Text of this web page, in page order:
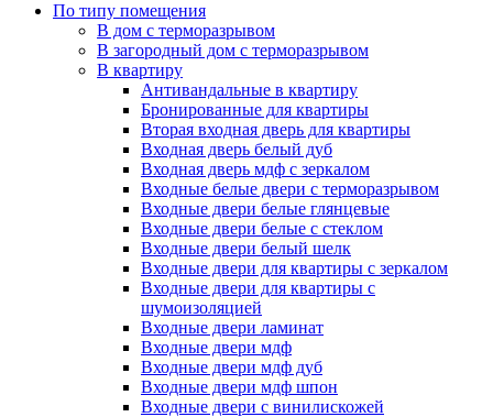
По типу помещения
В дом с терморазрывом
В загородный дом с терморазрывом
В квартиру
Антивандальные в квартиру
Бронированные для квартиры
Вторая входная дверь для квартиры
Входная дверь белый дуб
Входная дверь мдф с зеркалом
Входные белые двери с терморазрывом
Входные двери белые глянцевые
Входные двери белые с стеклом
Входные двери белый шелк
Входные двери для квартиры с зеркалом
Входные двери для квартиры с
шумоизоляцией
Входные двери ламинат
Входные двери мдф
Входные двери мдф дуб
Входные двери мдф шпон
Входные двери с винилискожей